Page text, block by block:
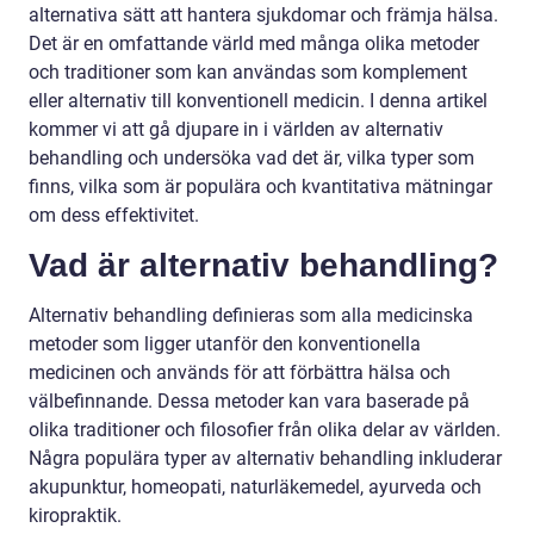
alternativa sätt att hantera sjukdomar och främja hälsa.
Det är en omfattande värld med många olika metoder
och traditioner som kan användas som komplement
eller alternativ till konventionell medicin. I denna artikel
kommer vi att gå djupare in i världen av alternativ
behandling och undersöka vad det är, vilka typer som
finns, vilka som är populära och kvantitativa mätningar
om dess effektivitet.
Vad är alternativ behandling?
Alternativ behandling definieras som alla medicinska
metoder som ligger utanför den konventionella
medicinen och används för att förbättra hälsa och
välbefinnande. Dessa metoder kan vara baserade på
olika traditioner och filosofier från olika delar av världen.
Några populära typer av alternativ behandling inkluderar
akupunktur, homeopati, naturläkemedel, ayurveda och
kiropraktik.